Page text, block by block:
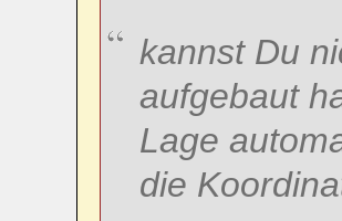
kannst Du
aufgebaut
Lage
die